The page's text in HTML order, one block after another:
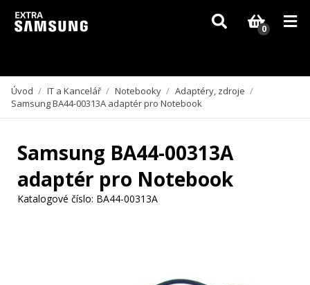
Vzhledem k aktuální situaci se může dodání dílů, které nejsou skladem,
zpozdit. Děkujeme za pochopení.
0
Úvod / IT a Kancelář / Notebooky / Adaptéry, zdroje /
Samsung BA44-00313A adaptér pro Notebook
Samsung BA44-00313A
adaptér pro Notebook
Katalogové číslo: BA44-00313A